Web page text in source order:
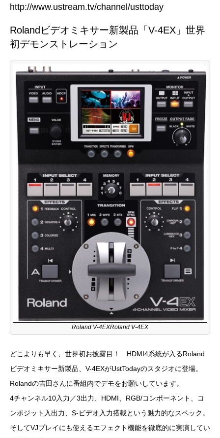
http://www.ustream.tv/channel/usttoday
Rolandビデオミキサー新製品「V-4EX」世界
初デモンストレーション
Roland V-4EXRoland V-4EX
どこよりも早く、世界初お披露目！ HDMI4系統が入るRoland
ビデオミキサー新製品、V-4EXがUstTodayのスタジオに登場。
Rolandの吉田さんに番組内でデモをお願いしています。
4チャンネル10入力／3出力、HDMI、RGB/コンポーネント、コ
ンポジット入出力、S-ビデオ入力搭載という魅力的なスペック。
そしてVJプレイにも使えるエフェクト機能を徹底的に実演してい